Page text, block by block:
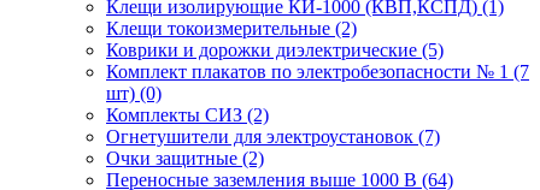
Клещи изолирующие КИ-1000 (КВП,КСПД) (1)
Клещи токоизмерительные (2)
Коврики и дорожки диэлектрические (5)
Комплект плакатов по электробезопасности № 1 (7
шт) (0)
Комплекты СИЗ (2)
Огнетушители для электроустановок (7)
Очки защитные (2)
Переносные заземления выше 1000 В (64)